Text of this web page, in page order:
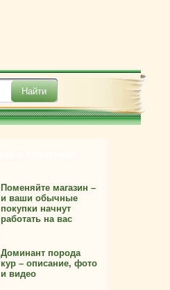
Поменяйте магазин –
и ваши обычные
покупки начнут
работать на вас
Доминант порода
кур – описание, фото
и видео